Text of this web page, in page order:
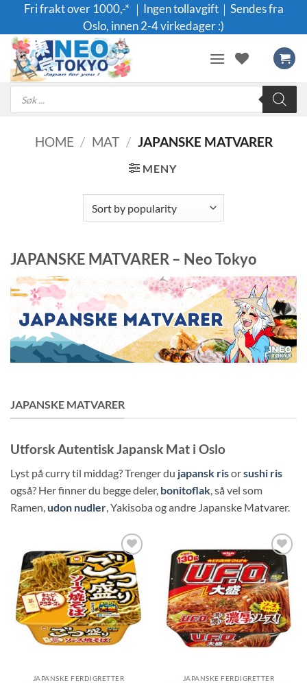
content
Fri frakt over 1000,-* ｜Ingen tollavgift｜Sendes fra
Oslo, innen 2-4 virkedager :)
Products
search
HOME / MAT / JAPANSKE MATVARER
MENY
JAPANSKE MATVARER – Neo Tokyo
JAPANSKE MATVARER
Utforsk Autentisk Japansk Mat i Oslo
Lyst på curry til middag? Trenger du japansk risorsushi ris
også? Her finner du begge deler, bonitoflak så vel som
Ramen, udon nudler , Yakisoba og andre Japanske Matvarer.
Legg til i
ønskeliste
JAPANSKE FERDIGRETTER
Legg til i
ønskeliste
JAPANSKE FERDIGRETTER